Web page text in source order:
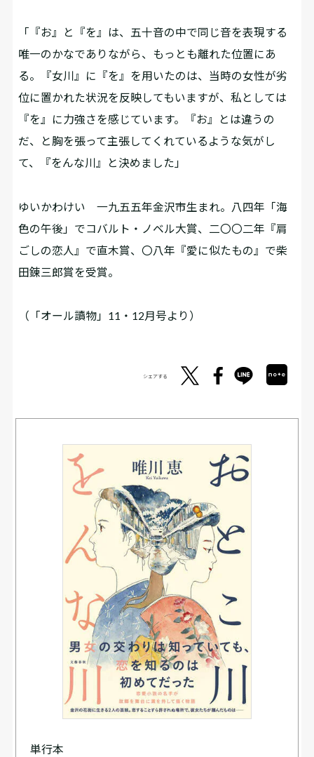
「『お』と『を』は、五十音の中で同じ音を表現する
唯一のかなでありながら、もっとも離れた位置にあ
る。『女川』に『を』を用いたのは、当時の女性が劣
位に置かれた状況を反映してもいますが、私としては
『を』に力強さを感じています。『お』とは違うの
だ、と胸を張って主張してくれているような気がし
て、『をんな川』と決めました」
ゆいかわけい 一九五五年金沢市生まれ。八四年「海
色の午後」でコバルト・ノベル大賞、二〇〇二年『肩
ごしの恋人』で直木賞、〇八年『愛に似たもの』で柴
田錬三郎賞を受賞。
（「オール讀物」11・12月号より）
シェアする
単行本